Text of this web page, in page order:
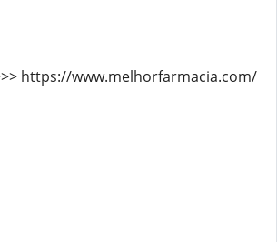
https://www.melhorfarmacia.com/